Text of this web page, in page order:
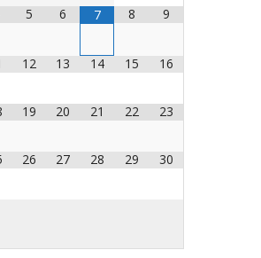
5 6 7 8 9
12 13 14 15 16
19 20 21 22 23
26 27 28 29 30